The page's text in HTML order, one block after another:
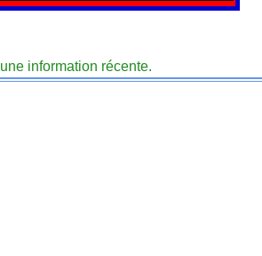
une information récente.